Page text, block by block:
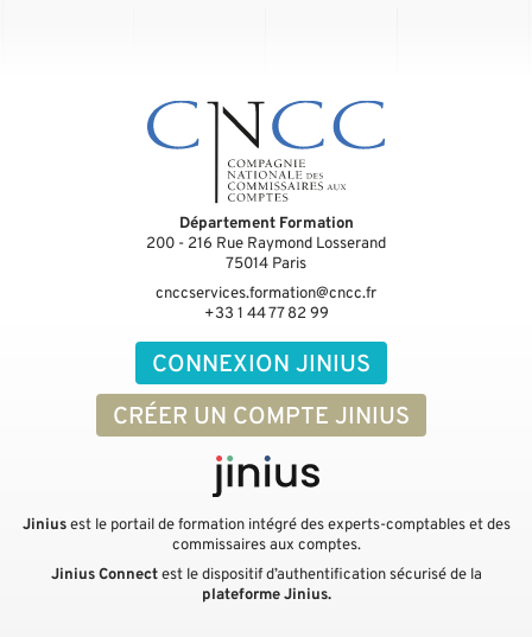
CONNEXION JINIUS
CRÉER UN COMPTE JINIUS
Département Formation
200 - 216 Rue Raymond Losserand
75014 Paris
cnccservices.formation@cncc.fr
+33 1 44 77 82 99
Jiniusest le portail de formation intégré des experts-comptables et des
commissaires aux comptes.
Jinius Connectest le dispositif d’authentification sécurisé de la
plateforme Jinius.